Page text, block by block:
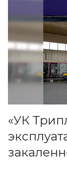
«УК